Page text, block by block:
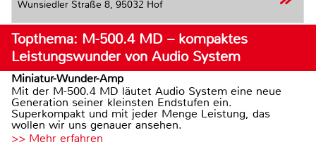
Wunsiedler Straße 8, 95032 Hof
Topthema: M-500.4 MD – kompaktes
Leistungswunder von Audio System
Miniatur-Wunder-Amp
Mit der M-500.4 MD läutet Audio System eine neue
Generation seiner kleinsten Endstufen ein.
Superkompakt und mit jeder Menge Leistung, das
wollen wir uns genauer ansehen.
>> Mehr erfahren